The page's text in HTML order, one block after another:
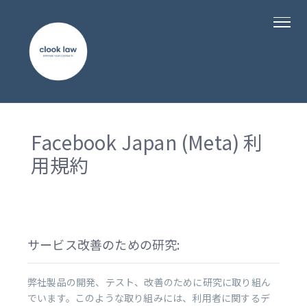
Facebook Japan (Meta) 利
用規約
サービス改善のための研究:
弊社製品の開発、テスト、改善のために研究に取り組ん
でいます。このような取り組みには、利用者に関するデ